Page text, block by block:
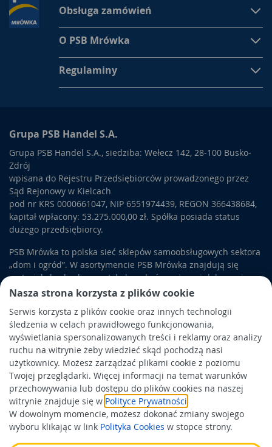
Nasza strona korzysta z plików cookie
Serwis korzysta z plików cookie oraz innych technologii
śledzenia w celach prawidłowego funkcjonowania,
wyświetlania spersonalizowanych treści i reklamy oraz analizy
ruchu na witrynie żeby wiedzieć skąd pochodzą nasi
użytkownicy. Możesz zarządzać plikami cookie z poziomu
Twojej przeglądarki. Więcej informacji na temat warunków
przechowywania lub dostępu do plików cookies na naszej
witrynie znajduje się w Polityce Prywatności
W dowolnym momencie, możesz dokonać zmiany swojego
wyboru klikając w link Polityka Cookies w stopce strony.
Obsługa zamówień
O PSB Mrówka
Regulaminy
Grupa PSB Handel S.A.
Grupa PSB Handel S.A., siedziba: Wełecz 142, 28-100 Busko-
Zdrój
wpisana do Rejestru Przedsiębiorców prowadzonego przez
Sąd Rejonowy w Kielcach
pod nr KRS 0000661047, NIP 6551974439, REGON 366438684,
kapitał wpłacony: 53.275.000,00 zł. Spółka posiada status
dużego przedsiębiorcy.
PSB Mrówka to polska sieć sklepów samoobsługowych sektora
„dom i ogród”. W asortymencie PSB Mrówka znajdują się
materiały budowlane, artykuły wykończeniowe i dekoracyjne,
wyposażenie łazienek i kuchni, elektronarzędzia, a także
artykuły związane z ogrodem i otoczeniem domu.
Obowiązek informacyjny
Polityka prywatności
Polityka Cookies
Odbiór zużytego sprzętu
Wspierają nas: